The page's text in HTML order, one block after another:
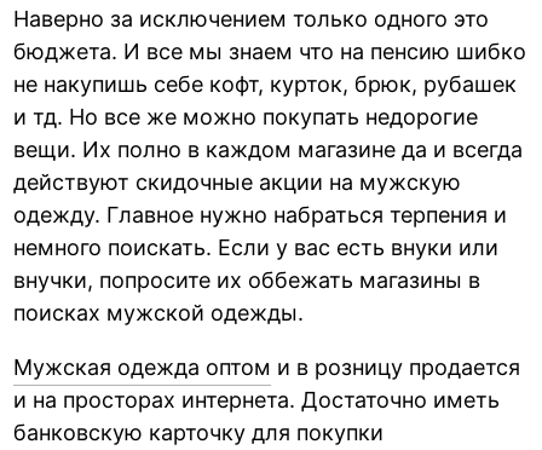
Наверно за исключением только одного это
бюджета. И все мы знаем что на пенсию шибко
не накупишь себе кофт, курток, брюк, рубашек
и тд. Но все же можно покупать недорогие
вещи. Их полно в каждом магазине да и всегда
действуют скидочные акции на мужскую
одежду. Главное нужно набраться терпения и
немного поискать. Если у вас есть внуки или
внучки, попросите их оббежать магазины в
поисках мужской одежды.
Мужская одежда оптом и в розницу продается
и на просторах интернета. Достаточно иметь
банковскую карточку для покупки